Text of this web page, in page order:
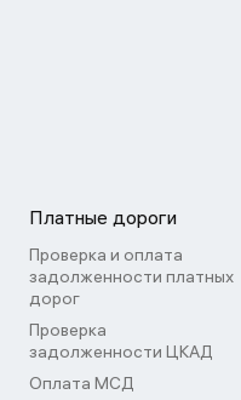
Платные дороги
Проверка и оплата
задолженности платных
дорог
Проверка
задолженности ЦКАД
Оплата МСД